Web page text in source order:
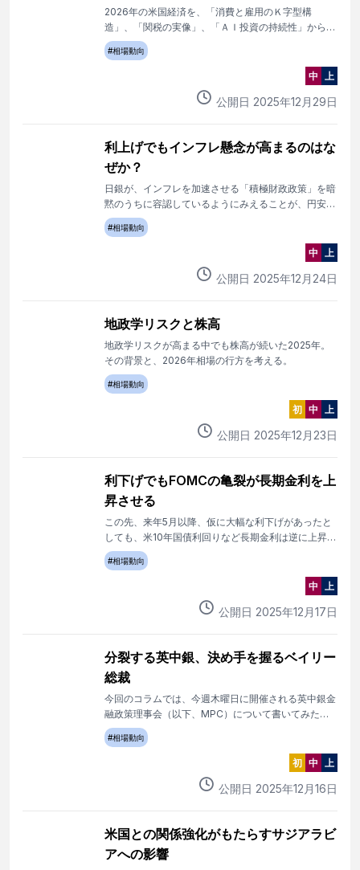
2026年の米国経済を、「消費と雇用のＫ字型構
造」、「関税の実像」、「ＡＩ投資の持続性」から読
み解く。
#相場動向
中 上
公開日 2025年12 月 29日
利上げでもインフレ懸念が高まるのはな
ぜか？
日銀が、インフレを加速させる「積極財政政策」を暗
黙のうちに容認しているようにみえることが、円安に
つながっている可能性がある。
#相場動向
中 上
公開日 2025年12 月 24日
地政学リスクと株高
地政学リスクが高まる中でも株高が続いた2025年。
その背景と、2026年相場の行方を考える。
#相場動向
初 中 上
公開日 2025年12 月 23日
利下げでもFOMCの亀裂が長期金利を上
昇させる
この先、来年5月以降、仮に大幅な利下げがあったと
しても、米10年国債利回りなど長期金利は逆に上昇し
ていく可能性が大きい。
#相場動向
中 上
公開日 2025年12 月17日
分裂する英中銀、決め手を握るベイリー
総裁
今回のコラムでは、今週木曜日に開催される英中銀金
融政策理事会（以下、MPC）について書いてみたい
と思う。
#相場動向
初 中 上
公開日 2025年12 月16日
米国との関係強化がもたらすサジアラビ
アへの影響